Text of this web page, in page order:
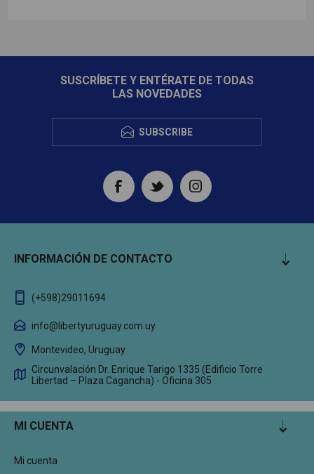
SUSCRÍBETE Y ENTÉRATE DE TODAS
LAS NOVEDADES
SUBSCRIBE
INFORMACIÓN DE CONTACTO
(+598)29011694
info@libertyuruguay.com.uy
Montevideo, Uruguay
Circunvalación Dr. Enrique Tarigo 1335 (Edificio Torre
Libertad – Plaza Cagancha) - Oficina 305
MI CUENTA
Mi cuenta